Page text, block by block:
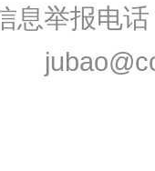
息举报电